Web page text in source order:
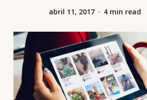
abril 11, 2017 4 min read